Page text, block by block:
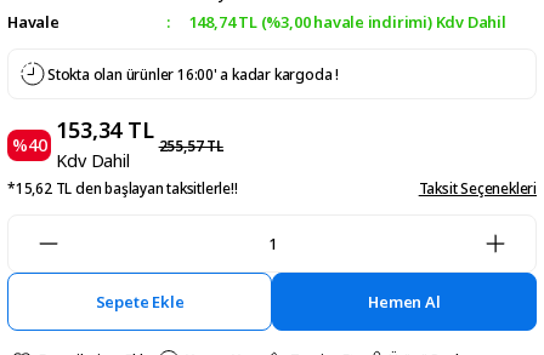
Havale
148,74 TL (%3,00 havale indirimi) Kdv Dahil
Stokta olan ürünler 16:00' a kadar kargoda !
%40
153,34 TL
Kdv Dahil
255,57 TL
*15,62 TL den başlayan taksitlerle!! Taksit Seçenekleri
Sepete Ekle Hemen Al